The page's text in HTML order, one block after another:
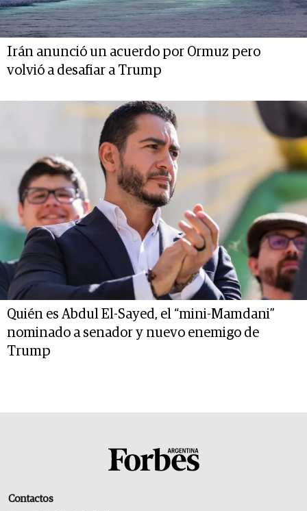
Irán anunció un acuerdo por Ormuz pero
volvió a desafiar a Trump
Quién es Abdul El-Sayed, el “mini-Mamdani”
nominado a senador y nuevo enemigo de
Trump
Contactos